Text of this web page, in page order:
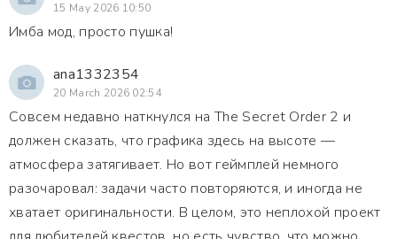
15 May 2026 10:50
Имба мод, просто пушка!
ana1332354
20 March 2026 02:54
Совсем недавно наткнулся на The Secret Order 2 и
должен сказать, что графика здесь на высоте —
атмосфера затягивает. Но вот геймплей немного
разочаровал: задачи часто повторяются, и иногда не
хватает оригинальности. В целом, это неплохой проект